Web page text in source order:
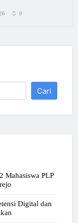
0
Cari
Mahasiswa PLP
Digital dan